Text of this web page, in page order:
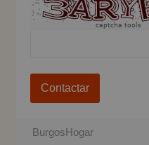
captcha tools
Contactar
BurgosHogar